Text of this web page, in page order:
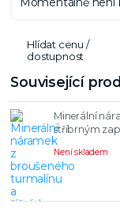
Hlídat cenu /
dostupnost
Související
Minerální
stříbrným
Není skladem